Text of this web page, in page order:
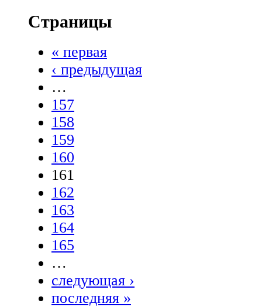
Страницы
« первая
‹ предыдущая
…
157
158
159
160
161
162
163
164
165
…
следующая ›
последняя »